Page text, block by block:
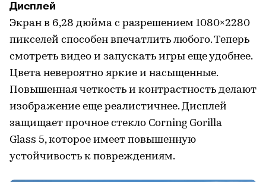
Дисплей
Экран в 6,28 дюйма с разрешением 1080×2280
пикселей способен впечатлить любого. Теперь
смотреть видео и запускать игры еще удобнее.
Цвета невероятно яркие и насыщенные.
Повышенная четкость и контрастность делают
изображение еще реалистичнее. Дисплей
защищает прочное стекло Corning Gorilla
Glass 5, которое имеет повышенную
устойчивость к повреждениям.